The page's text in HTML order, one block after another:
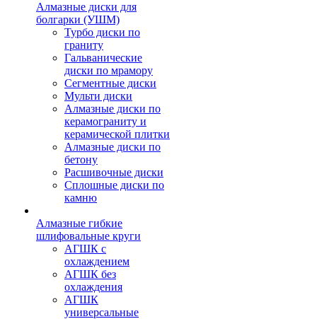
Алмазные диски для
болгарки (УШМ)
Турбо диски по
граниту
Гальванические
диски по мрамору
Сегментные диски
Мульти диски
Алмазные диски по
керамограниту и
керамической плитки
Алмазные диски по
бетону
Расшивочные диски
Сплошные диски по
камню
Алмазные гибкие
шлифовальные круги
АГШК с
охлаждением
АГШК без
охлаждения
АГШК
универсальные